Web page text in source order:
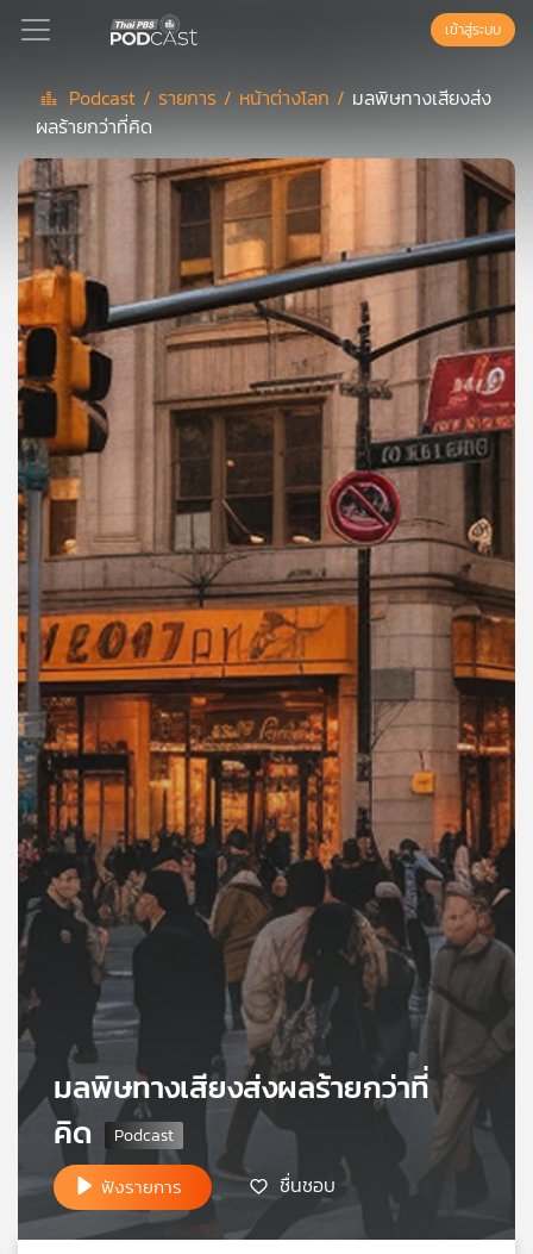
Podcast
เพล
ย์
ลิ
สต์
แนะนำ
ย์
ลิ
สต์
ของ
คุณ
เพลง
บทความ
ข่าว
และ
กิจกรรม
เกี่ยว
กับ
เรา
เครือ
ข่าย
ไทย
พี
บี
เข้าสู่ระบบ
Podcast / รายการ / หน้าต่างโลก / มลพิษทางเสียงส่ง
ผลร้ายกว่าที่คิด
มลพิษทางเสียงส่งผลร้ายกว่าที่
คิด
ฟังรายการ ชื่นชอบ